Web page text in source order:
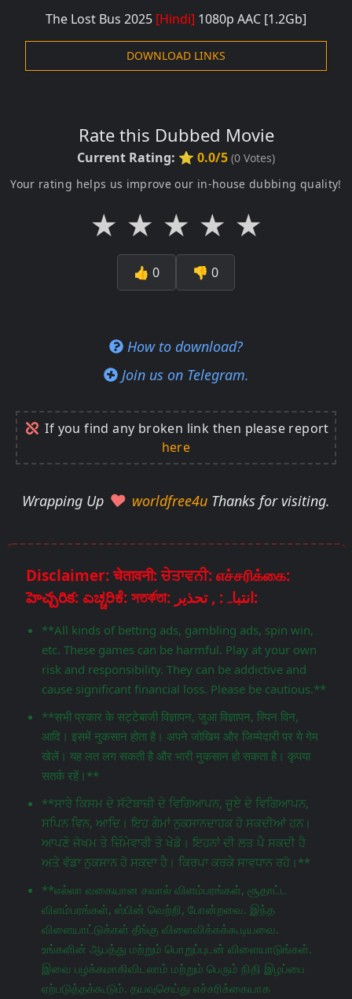
The Lost Bus 2025 [Hindi] 1080p AAC [1.2Gb]
DOWNLOAD LINKS
Rate this Dubbed Movie
Current Rating: ⭐ 0.0/5 (0 Votes)
Your rating helps us improve our in-house dubbing quality!
★ ★ ★ ★ ★
👍 0 👎 0
How to download?
Join us on Telegram.
If you find any broken link then please report
here
Wrapping Up worldfree4u Thanks for visiting.
Disclaimer: चेतावनी: ਚੇਤਾਵਨੀ: எச்சரிக்கை:
హెచ్చరిక: ಎಚ್ಚರಿಕೆ: সতর্কতা: انتباہ: , تحذير:
**All kinds of betting ads, gambling ads, spin win,
etc. These games can be harmful. Play at your own
risk and responsibility. They can be addictive and
cause significant financial loss. Please be cautious.**
**सभी प्रकार के सट्टेबाजी विज्ञापन, जुआ विज्ञापन, स्पिन विन,
आदि। इसमें नुकसान होता है। अपने जोखिम और जिम्मेदारी पर ये गेम
खेलें। यह लत लग सकती है और भारी नुकसान हो सकता है। कृपया
सतर्क रहें।**
**ਸਾਰੇ ਕਿਸਮ ਦੇ ਸੱਟੇਬਾਜ਼ੀ ਦੇ ਵਿਗਿਆਪਨ, ਜੂਏ ਦੇ ਵਿਗਿਆਪਨ,
ਸਪਿਨ ਵਿਨ, ਆਦਿ। ਇਹ ਗੇਮਾਂ ਨੁਕਸਾਨਦਾਹਕ ਹੋ ਸਕਦੀਆਂ ਹਨ।
ਆਪਣੇ ਜੋਖਮ ਤੇ ਜ਼ਿੰਮੇਵਾਰੀ ਤੇ ਖੇਡੋ। ਇਹਨਾਂ ਦੀ ਲਤ ਪੈ ਸਕਦੀ ਹੈ
ਅਤੇ ਵੱਡਾ ਨੁਕਸਾਨ ਹੋ ਸਕਦਾ ਹੈ। ਕਿਰਪਾ ਕਰਕੇ ਸਾਵਧਾਨ ਰਹੋ।**
**எல்லா வகையான சவால் விளம்பரங்கள், சூதாட்ட
விளம்பரங்கள், ஸ்பின் வெற்றி, போன்றவை. இந்த
விளையாட்டுக்கள் தீங்கு விளைவிக்கக்கூடியவை.
உங்களின் ஆபத்து மற்றும் பொறுப்புடன் விளையாடுங்கள்.
இவை பழக்கமாகிவிடலாம் மற்றும் பெரும் நிதி இழப்பை
ஏற்படுத்தக்கூடும். தயவுசெய்து எச்சரிக்கையாக